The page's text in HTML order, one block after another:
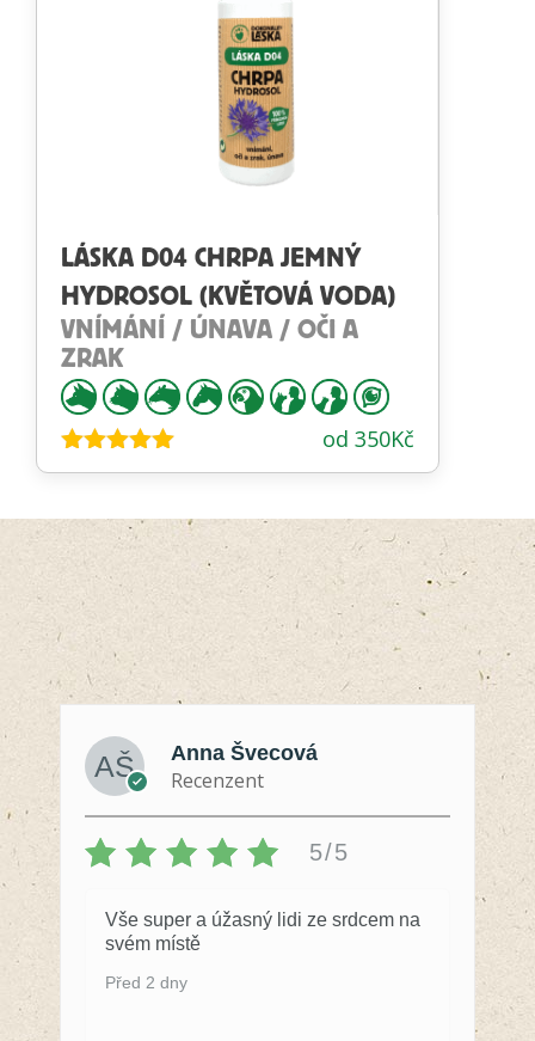
LÁSKA D04 CHRPA JEMNÝ
HYDROSOL (KVĚTOVÁ VODA)
VNÍMÁNÍ / ÚNAVA / OČI A
ZRAK
Hodnocení
od 350Kč
Anna Švecová
Recenzent
5/5
Vše super a úžasný lidi ze srdcem na
svém místě
Před 2 dny